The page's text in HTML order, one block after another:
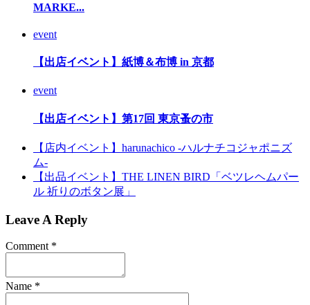
MARKE...
event
【出店イベント】紙博＆布博 in 京都
event
【出店イベント】第17回 東京蚤の市
【店内イベント】harunachico -ハルナチコジャポニズ
ム-
【出品イベント】THE LINEN BIRD「ベツレヘムパー
ル 祈りのボタン展」
Leave A Reply
Comment *
Name *